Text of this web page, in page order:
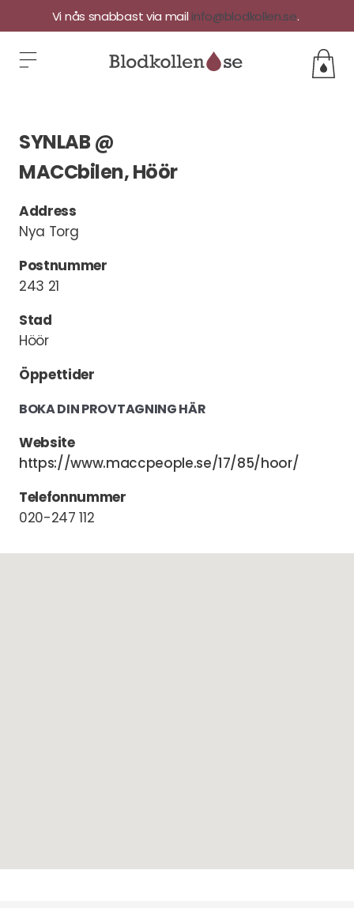
Vi nås snabbast via mail info@blodkollen.se.
SYNLAB @
MACCbilen, Höör
Address
Nya Torg
Postnummer
243 21
Stad
Höör
Öppettider
BOKA DIN PROVTAGNING HÄR
Website
https://www.maccpeople.se/17/85/hoor/
Telefonnummer
020-247 112